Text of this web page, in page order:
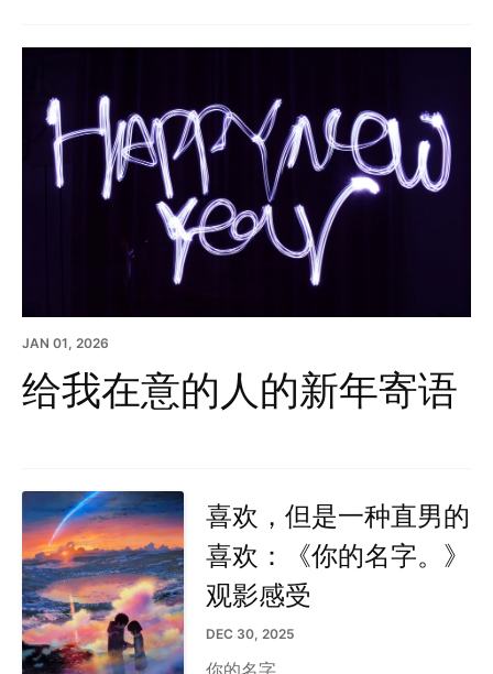
JAN 01, 2026
给我在意的人的新年寄语
喜欢，但是一种直男的
喜欢：《你的名字。》
观影感受
DEC 30, 2025
你的名字。